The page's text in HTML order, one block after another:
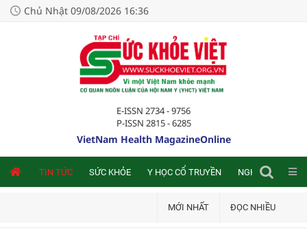
Chủ Nhật 09/08/2026 16:36
E-ISSN 2734 - 9756
P-ISSN 2815 - 6285
VietNam Health MagazineOnline
TIN TỨC SỨC KHỎE Y HỌC CỔ TRUYỀN NGHIÊN CỨU
MỚI NHẤT ĐỌC NHIỀU